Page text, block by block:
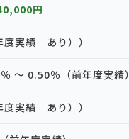
円
度実績 あり））
～ 0.50％（前年度実績）
度実績 あり））